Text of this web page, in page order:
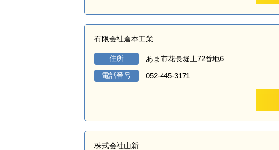
有限会社倉本工業
住所 あま市花長堀上72番地6
電話番号 052-445-3171
株式会社山新